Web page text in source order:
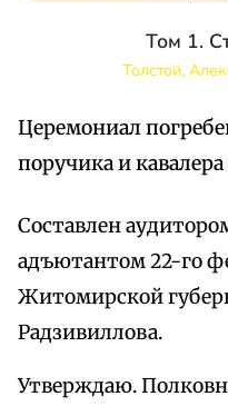
Том 1.
Толстой,
Церемониал
поручика и
Составлен
адъютантом 22-го
Житомирской
Радзивиллова.
Утверждаю.